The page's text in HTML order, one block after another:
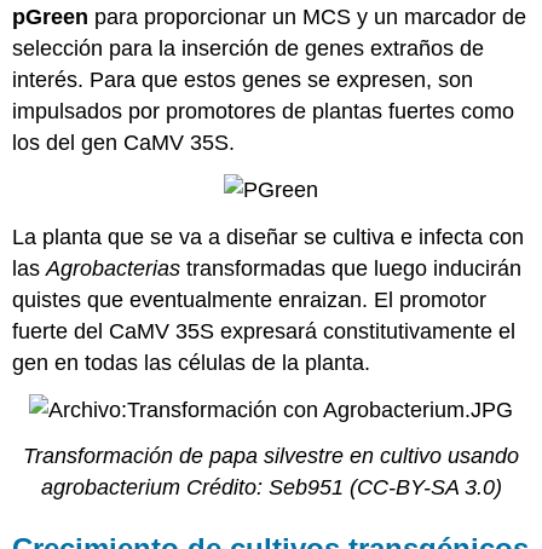
pGreen para proporcionar un MCS y un marcador de
selección para la inserción de genes extraños de
interés. Para que estos genes se expresen, son
impulsados por promotores de plantas fuertes como
los del gen CaMV 35S.
La planta que se va a diseñar se cultiva e infecta con
lasAgrobacterias transformadas que luego inducirán
quistes que eventualmente enraizan. El promotor
fuerte del CaMV 35S expresará constitutivamente el
gen en todas las células de la planta.
Transformación de papa silvestre en cultivo usando
agrobacterium Crédito: Seb951 (CC-BY-SA 3.0)